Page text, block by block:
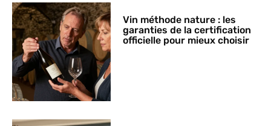
Vin méthode nature : les
garanties de la certification
officielle pour mieux choisir